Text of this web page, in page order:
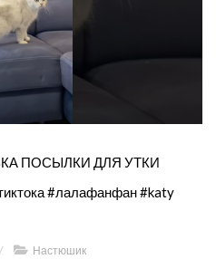
ПОСЫЛКИ ДЛЯ УТКИ
#лалафанфан #katy
/ Настюшик